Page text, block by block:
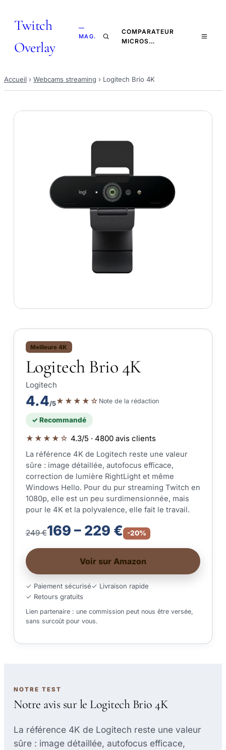
Twitch
Overlay
—
MAG.
COMPARATEUR
MICROS…
Accueil › Webcams streaming › Logitech Brio 4K
Meilleure 4K
Logitech Brio 4K
Logitech
4.4/5★★★★☆ Note de la rédaction
✓ Recommandé
★★★★☆ 4.3/5 · 4800 avis clients
La référence 4K de Logitech reste une valeur
sûre : image détaillée, autofocus efficace,
correction de lumière RightLight et même
Windows Hello. Pour du pur streaming Twitch en
1080p, elle est un peu surdimensionnée, mais
pour le 4K et la polyvalence, elle fait le travail.
249 €169 – 229 € -20%
Voir sur Amazon
✓ Paiement sécurisé✓ Livraison rapide
✓ Retours gratuits
Lien partenaire : une commission peut nous être versée,
sans surcoût pour vous.
NOTRE TEST
Notre avis sur le Logitech Brio 4K
La référence 4K de Logitech reste une valeur
sûre : image détaillée, autofocus efficace,